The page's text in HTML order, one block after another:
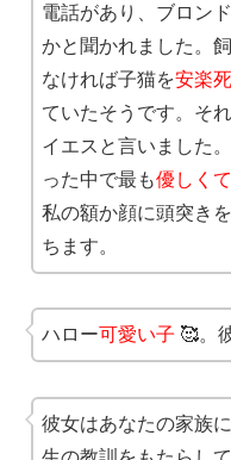
電話があり、ブロン
かと聞かれました。
なければ子猫を安楽
ていたそうです。そ
イエスと言いました
った中で最も優しく
私の額か顔に頭突き
ちます。
ハロー可愛い子 🥰。
彼女はあなたの家族